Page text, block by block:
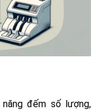
đếm số lượng,